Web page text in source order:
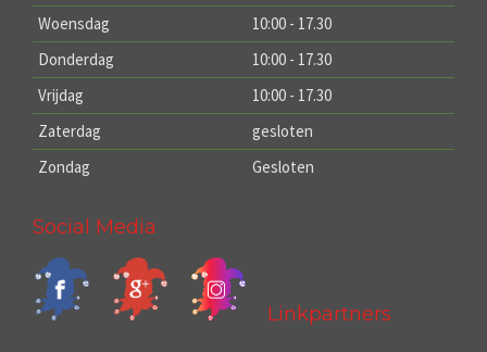
Woensdag
10:00 - 17.30
Donderdag
10:00 - 17.30
Vrijdag
10:00 - 17.30
Zaterdag
gesloten
Zondag
Gesloten
Social Media
Linkpartners